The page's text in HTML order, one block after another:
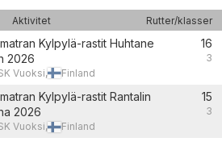
Aktivitet
Rutter/klasser
Kylpylä-rastit Huhtane
2026
Vuoksi, Finland
16
3
Kylpylä-rastit Rantalin
2026
Vuoksi, Finland
15
3